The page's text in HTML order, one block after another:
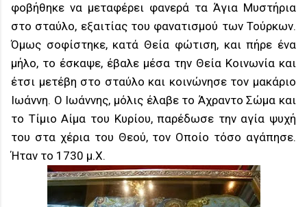
φοβήθηκε να μεταφέρει φανερά τα Άγια Μυστήρια
στο σταύλο, εξαιτίας του φανατισμού των Τούρκων.
Όμως σοφίστηκε, κατά Θεία φώτιση, και πήρε ένα
μήλο, το έσκαψε, έβαλε μέσα την Θεία Κοινωνία και
έτσι μετέβη στο σταύλο και κοινώνησε τον μακάριο
Ιωάννη. Ο Ιωάννης, μόλις έλαβε το Άχραντο Σώμα και
το Τίμιο Αίμα του Κυρίου, παρέδωσε την αγία ψυχή
του στα χέρια του Θεού, τον Οποίο τόσο αγάπησε.
Ήταν το 1730 μ.Χ.